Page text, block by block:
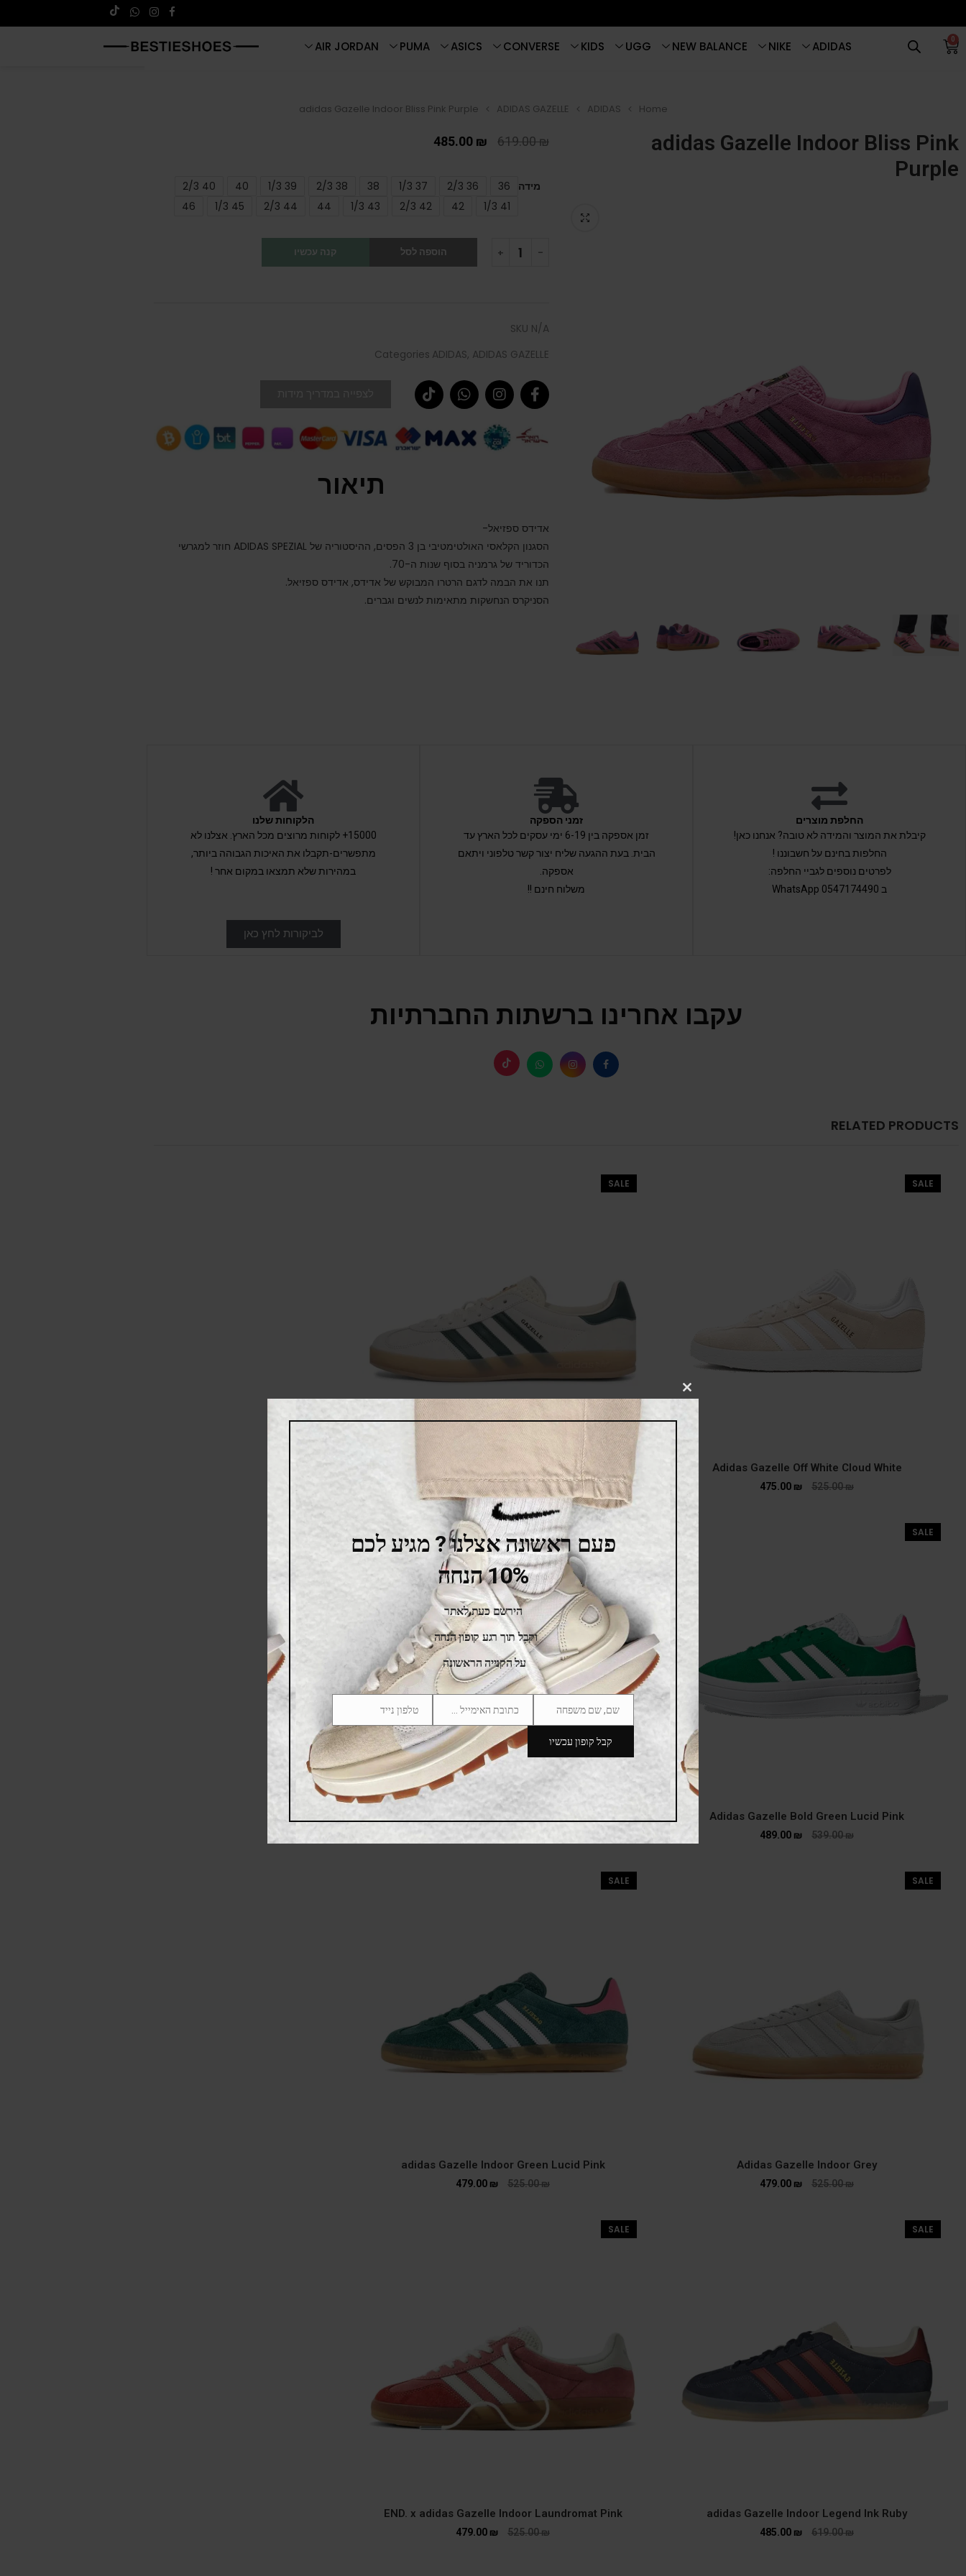
0
ADIDAS
NIKE
NEW BALANCE
UGG
KIDS
CONVERSE
ASICS
PUMA
AIR JORDAN
Home
ADIDAS
ADIDAS GAZELLE
adidas Gazelle Indoor Bliss Pink Purple
adidas Gazelle Indoor Bliss Pink
Purple
619.00₪
485.00 ₪
מידה 36
36 2/3
37 1/3
38
38 2/3
39 1/3
40
40 2/3
41 1/3
42
42 2/3
43 1/3
44
44 2/3
45 1/3
46
הוספה לסל קנה עכשיו
SKU N/A
Categories ADIDAS, ADIDAS GAZELLE
תיאור
אדידס ספזיאל-
הסגנון הקלאסי האולטימטיבי בן 3 הפסים, ההיסטוריה של ADIDAS SPEZIAL חוזר למגרשי
הכדוריד של גרמניה בסוף שנות ה-70.
תנו את הבמה לדגם הרטרו המבוקש של אדידס, אדידס ספזיאל.
הסניקרס הנחשקות מתאימות לנשים וגברים.
החלפת מוצרים
קיבלת את המוצר והמידה לא טובה? אנחנו כאן!
החלפות בחינם על חשבוננו !
לפרטים נוספים לגביי החלפה:
ב 0547174490 WhatsApp
זמני הספקה
זמן אספקה בין 6-19 ימי עסקים לכל הארץ עד
הבית. בעת ההגעה שליח יצור קשר טלפוני ויתאם
אספקה.
משלוח חינם !!
הלקוחות שלנו
15000+ לקוחות מרוצים מכל הארץ. אצלנו לא
מתפשרים-תקבלו את האיכות הגבוהה ביותר,
במהירות שלא תמצאו במקום אחר !
לביקורות לחץ כאן
עקבו אחרינו ברשתות החברתיות
RELATED PRODUCTS
SALE
Adidas Gazelle Off White Cloud White
525.00₪
475.00 ₪
SALE
Adidas Gazelle Indoor White Green Gum
525.00₪
469.00 ₪
SALE
Adidas Gazelle Bold Green Lucid Pink
539.00₪
489.00 ₪
Adidas Gazelle Bold Solar Orange Solar Green
SALE
Adidas Gazelle Indoor Grey
525.00₪
479.00 ₪
SALE
adidas Gazelle Indoor Green Lucid Pink
525.00₪
479.00 ₪
SALE
adidas Gazelle Indoor Legend Ink Ruby
619.00₪
485.00 ₪
SALE
END. x adidas Gazelle Indoor Laundromat Pink
525.00₪
479.00 ₪
CLOSE
MODULE
פעם ראשונה אצלנו ? מגיע לכם
10% הנחה
הירשם כעת לאתר
וקבל תוך רגע קופון הנחה
על הקנייה הראשונה
Name
שם, שם משפחה Email
Phone
Number
טלפון נייד
קבל קופון עכשיו